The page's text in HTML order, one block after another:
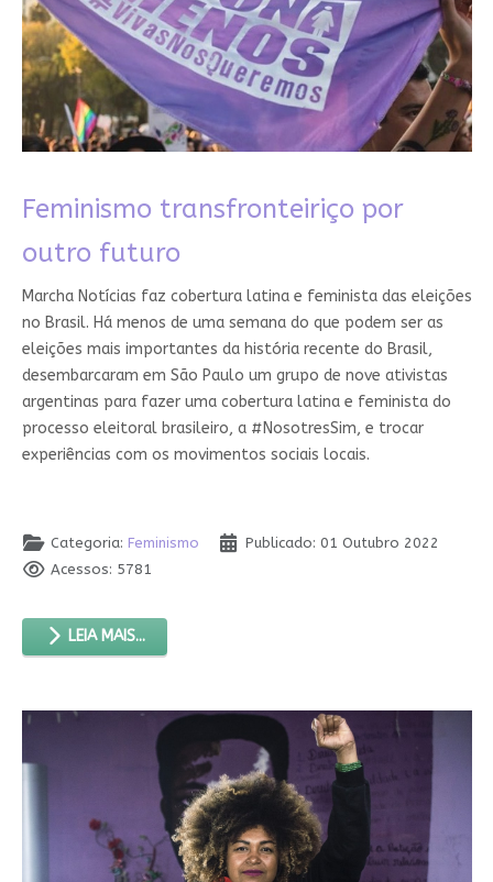
Feminismo transfronteiriço por
outro futuro
Marcha Notícias faz cobertura latina e feminista das eleições
no Brasil. Há menos de uma semana do que podem ser as
eleições mais importantes da história recente do Brasil,
desembarcaram em São Paulo um grupo de nove ativistas
argentinas para fazer uma cobertura latina e feminista do
processo eleitoral brasileiro, a #NosotresSim, e trocar
experiências com os movimentos sociais locais.
Categoria: Feminismo
Publicado: 01 Outubro 2022
Acessos: 5781
LEIA MAIS...